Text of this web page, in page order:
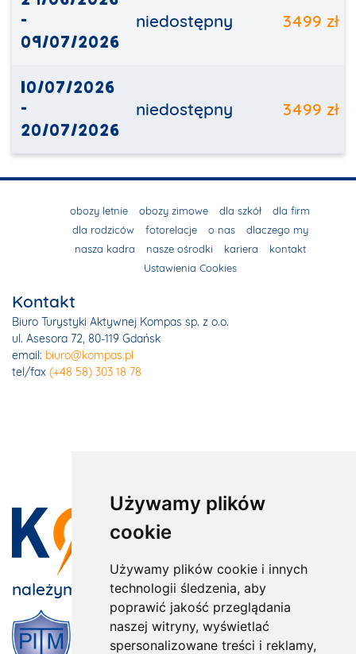
Używamy plików
cookie
Używamy plików cookie i innych
technologii śledzenia, aby
poprawić jakość przeglądania
naszej witryny, wyświetlać
spersonalizowane treści i reklamy,
-
09/07/2026
niedostępny 3499 zł
10/07/2026
-
20/07/2026
niedostępny 3499 zł
obozy letnie obozy zimowe dla szkół
dla firm
dla rodziców
fotorelacje o nas
dlaczego my
nasza kadra
nasze ośrodki kariera
kontakt
Ustawienia Cookies
Kontakt
Biuro Turystyki Aktywnej Kompas sp. z o.o.
ul. Asesora 72, 80-119 Gdańsk
email: biuro@kompas.pl
tel/fax (+48 58) 303 18 78
należymy do: